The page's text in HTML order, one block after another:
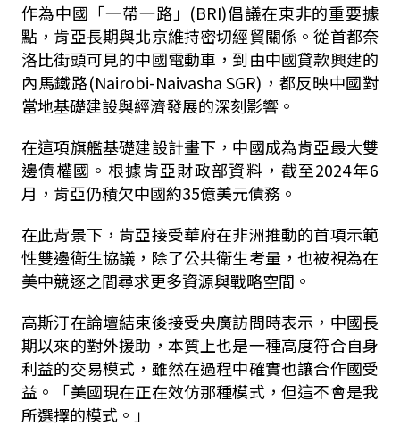
作為中國「一帶一路」(BRI)倡議在東非的重要據
點，肯亞長期與北京維持密切經貿關係。從首都奈
洛比街頭可見的中國電動車，到由中國貸款興建的
內馬鐵路(Nairobi-Naivasha SGR)，都反映中國對
當地基礎建設與經濟發展的深刻影響。
在這項旗艦基礎建設計畫下，中國成為肯亞最大雙
邊債權國。根據肯亞財政部資料，截至2024年6
月，肯亞仍積欠中國約35億美元債務。
在此背景下，肯亞接受華府在非洲推動的首項示範
性雙邊衛生協議，除了公共衛生考量，也被視為在
美中競逐之間尋求更多資源與戰略空間。
高斯汀在論壇結束後接受央廣訪問時表示，中國長
期以來的對外援助，本質上也是一種高度符合自身
利益的交易模式，雖然在過程中確實也讓合作國受
益。「美國現在正在效仿那種模式，但這不會是我
所選擇的模式。」